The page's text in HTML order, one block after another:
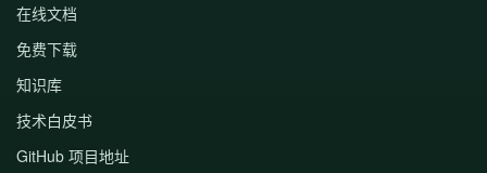
在线文档
免费下载
知识库
技术白皮书
GitHub 项目地址